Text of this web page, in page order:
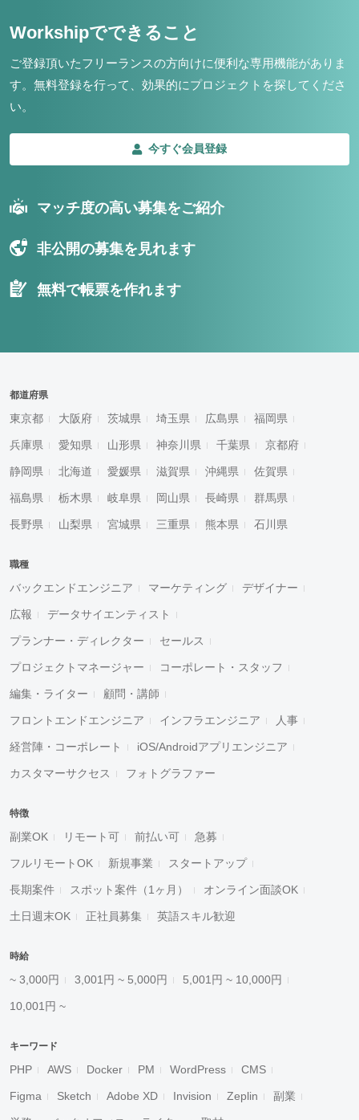
Workshipでできること
ご登録頂いたフリーランスの方向けに便利な専用機能がありま
す。 無料登録を行って、効果的にプロジェクトを探してくださ
い。
今すぐ会員登録
マッチ度の高い募集をご紹介
非公開の募集を見れます
無料で帳票を作れます
都道府県
東京都 大阪府 茨城県 埼玉県 広島県 福岡県
兵庫県 愛知県 山形県 神奈川県 千葉県 京都府
静岡県 北海道 愛媛県 滋賀県 沖縄県 佐賀県
福島県 栃木県 岐阜県 岡山県 長崎県 群馬県
長野県 山梨県 宮城県 三重県 熊本県 石川県
職種
バックエンドエンジニア マーケティング デザイナー
広報 データサイエンティスト
プランナー・ディレクター セールス
プロジェクトマネージャー コーポレート・スタッフ
編集・ライター 顧問・講師
フロントエンドエンジニア インフラエンジニア 人事
経営陣・コーポレート iOS/Androidアプリエンジニア
カスタマーサクセス フォトグラファー
特徴
副業OK リモート可 前払い可 急募
フルリモートOK 新規事業 スタートアップ
長期案件 スポット案件（1ヶ月） オンライン面談OK
土日週末OK 正社員募集 英語スキル歓迎
時給
~ 3,000円 3,001円 ~ 5,000円 5,001円 ~ 10,000円
10,001円 ~
キーワード
PHP AWS Docker PM WordPress CMS
Figma Sketch Adobe XD Invision Zeplin 副業